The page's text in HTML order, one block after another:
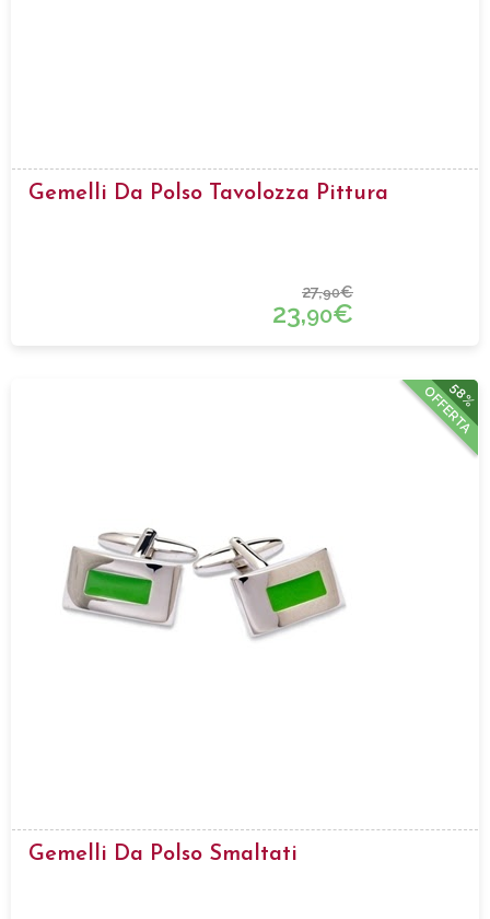
Gemelli Da Polso Tavolozza Pittura
27,90€
23,90€
58%
OFFERTA
Gemelli Da Polso Smaltati